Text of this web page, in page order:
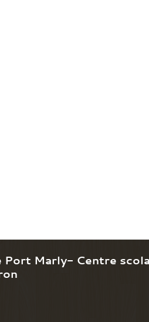
Port Marly- Centre